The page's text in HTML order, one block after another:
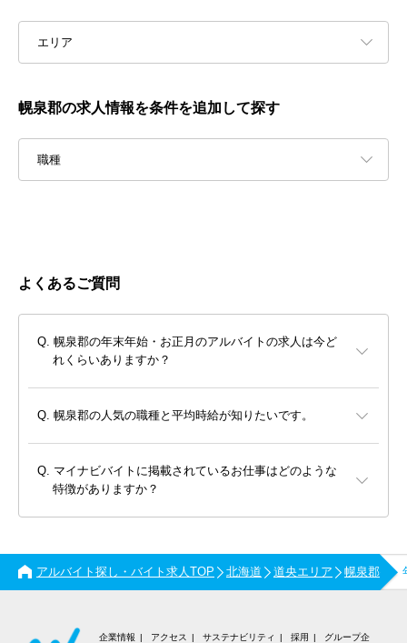
エリア
幌泉郡の求人情報を条件を追加して探す
職種
よくあるご質問
幌泉郡の年末年始・お正月のアルバイトの求人は今ど
れくらいありますか？
幌泉郡の人気の職種と平均時給が知りたいです。
マイナビバイトに掲載されているお仕事はどのような
特徴がありますか？
アルバイト探し・バイト求人TOP 北海道 道央エリア 幌泉郡
企業情報 アクセス サステナビリティ 採用 グループ企